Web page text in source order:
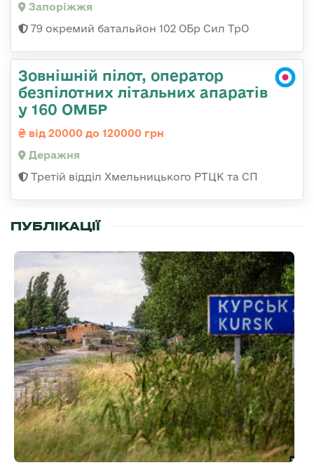
Запоріжжя
79 окремий батальйон 102 ОБр Сил ТрО
Зовнішній пілот, оператор
безпілотних літальних апаратів
у 160 ОМБР
від 20000 до 120000 грн
Деражня
Третій відділ Хмельницького РТЦК та СП
ПУБЛІКАЦІЇ